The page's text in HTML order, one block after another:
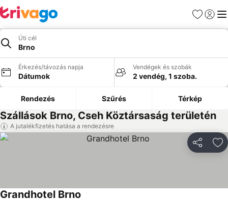
Kedvencek
Úti cél
Brno
Érkezés/távozás napja
Dátumok
Vendégek és szobák
2 vendég, 1 szoba.
Rendezés Szűrés Térkép
Szállások Brno, Cseh Köztársaság területén
A jutalékfizetés hatása a rendezésre
Grandhotel Brno